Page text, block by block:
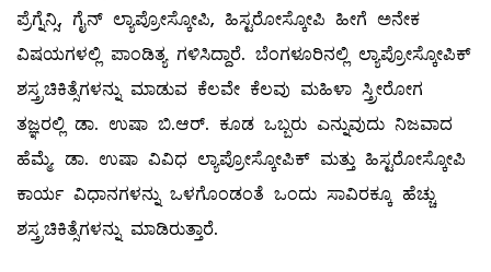
ಪ್ರೆಗ್ನೆನ್ಸಿ, ಗೈನ್‌ ಲ್ಯಾಪ್ರೋಸ್ಕೋಪಿ, ಹಿಸ್ಟರೋಸ್ಕೋಪಿ ಹೀಗೆ ಅನೇಕ
ವಿಷಯಗಳಲ್ಲಿ ಪಾಂಡಿತ್ಯ ಗಳಿಸಿದ್ದಾರೆ. ಬೆಂಗಳೂರಿನಲ್ಲಿ ಲ್ಯಾಪ್ರೋಸ್ಕೋಪಿಕ್‌
ಶಸ್ತ್ರಚಿಕಿತ್ಸೆಗಳನ್ನು ಮಾಡುವ ಕೆಲವೇ ಕೆಲವು ಮಹಿಳಾ ಸ್ತ್ರೀರೋಗ
ತಜ್ಞರಲ್ಲಿ ಡಾ. ಉಷಾ ಬಿ.ಆರ್‌. ಕೂಡ ಒಬ್ಬರು ಎನ್ನುವುದು ನಿಜವಾದ
ಹೆಮ್ಮೆ. ಡಾ. ಉಷಾ ವಿವಿಧ ಲ್ಯಾಪ್ರೋಸ್ಕೋಪಿಕ್‌ ಮತ್ತು ಹಿಸ್ಟರೋಸ್ಕೋಪಿ
ಕಾರ್ಯ ವಿಧಾನಗಳನ್ನು ಒಳಗೊಂಡಂತೆ ಒಂದು ಸಾವಿರಕ್ಕೂ ಹೆಚ್ಚು
ಶಸ್ತ್ರಚಿಕಿತ್ಸೆಗಳನ್ನು ಮಾಡಿರುತ್ತಾರೆ.